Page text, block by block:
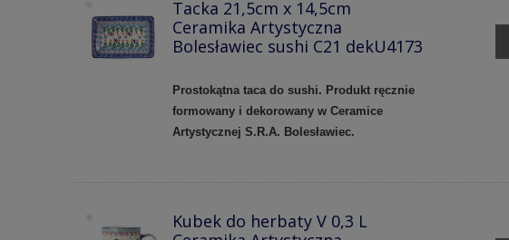
Tacka 21,5cm x 14,5cm
Ceramika Artystyczna
Bolesławiec sushi C21 dekU4173
Prostokątna taca do sushi. Produkt ręcznie
formowany i dekorowany w Ceramice
Artystycznej S.R.A. Bolesławiec.
Kubek do herbaty V 0,3 L